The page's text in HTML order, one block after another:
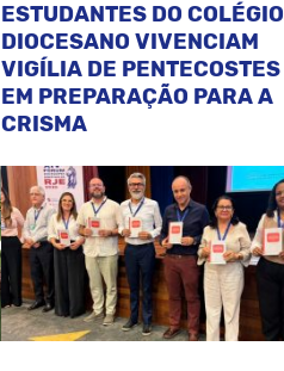
ESTUDANTES DO COLÉGIO
DIOCESANO VIVENCIAM
VIGÍLIA DE PENTECOSTES
EM PREPARAÇÃO PARA A
CRISMA